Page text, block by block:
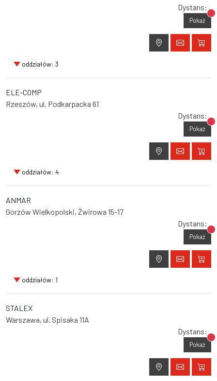
Dystans:
Pokaż
oddziałów: 3
ELE-COMP
Rzeszów, ul. Podkarpacka 61
Dystans:
Pokaż
oddziałów: 4
ANMAR
Gorzów Wielkopolski, Żwirowa 15-17
Dystans:
Pokaż
oddziałów: 1
STALEX
Warszawa, ul. Spisaka 11A
Dystans:
Pokaż